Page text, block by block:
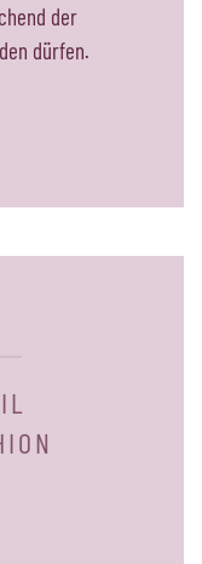
der
dürfen.